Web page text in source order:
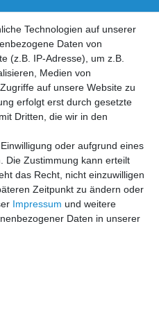
Technologien auf unserer
Daten von
(z.B. IP-Adresse), um z.B.
Medien von
auf unsere Website zu
erfolgt erst durch gesetzte
Dritten, die wir in den
oder aufgrund eines
Die Zustimmung kann erteilt
das Recht, nicht einzuwilligen
Zeitpunkt zu ändern oder
Impressum und weitere
Daten in unserer